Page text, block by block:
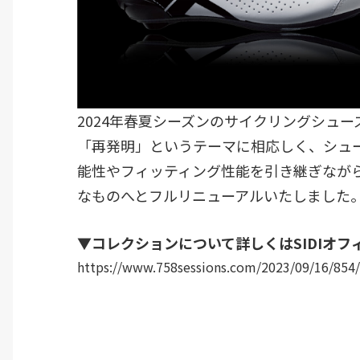
2024年春夏シーズンのサイクリングシュ
「再発明」というテーマに相応しく、シ
能性やフィッティング性能を引き継ぎな
なものへとフルリニューアルいたしました
▼コレクションについて詳しくはSIDIオフ
https://www.758sessions.com/2023/09/16/854/